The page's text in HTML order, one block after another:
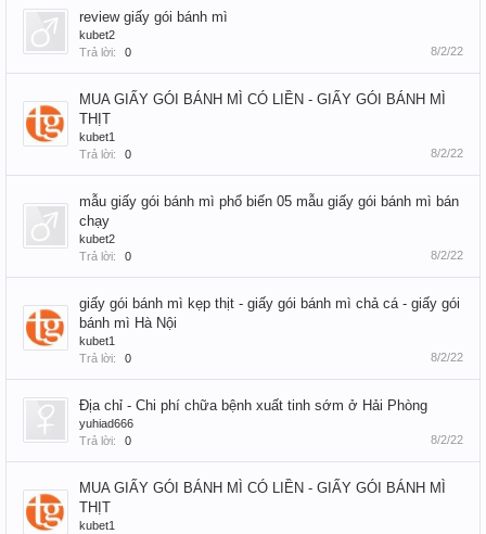
review giấy gói bánh mì
kubet2
Trả lời:
0 8/2/22
MUA GIẤY GÓI BÁNH MÌ CÓ LIỀN - GIẤY GÓI BÁNH MÌ
THỊT
kubet1
Trả lời:
0 8/2/22
mẫu giấy gói bánh mì phổ biến 05 mẫu giấy gói bánh mì bán
chạy
kubet2
Trả lời:
0 8/2/22
giấy gói bánh mì kẹp thịt - giấy gói bánh mì chả cá - giấy gói
bánh mì Hà Nội
kubet1
Trả lời:
0 8/2/22
Địa chỉ - Chi phí chữa bệnh xuất tinh sớm ở Hải Phòng
yuhiad666
Trả lời:
0 8/2/22
MUA GIẤY GÓI BÁNH MÌ CÓ LIỀN - GIẤY GÓI BÁNH MÌ
THỊT
kubet1